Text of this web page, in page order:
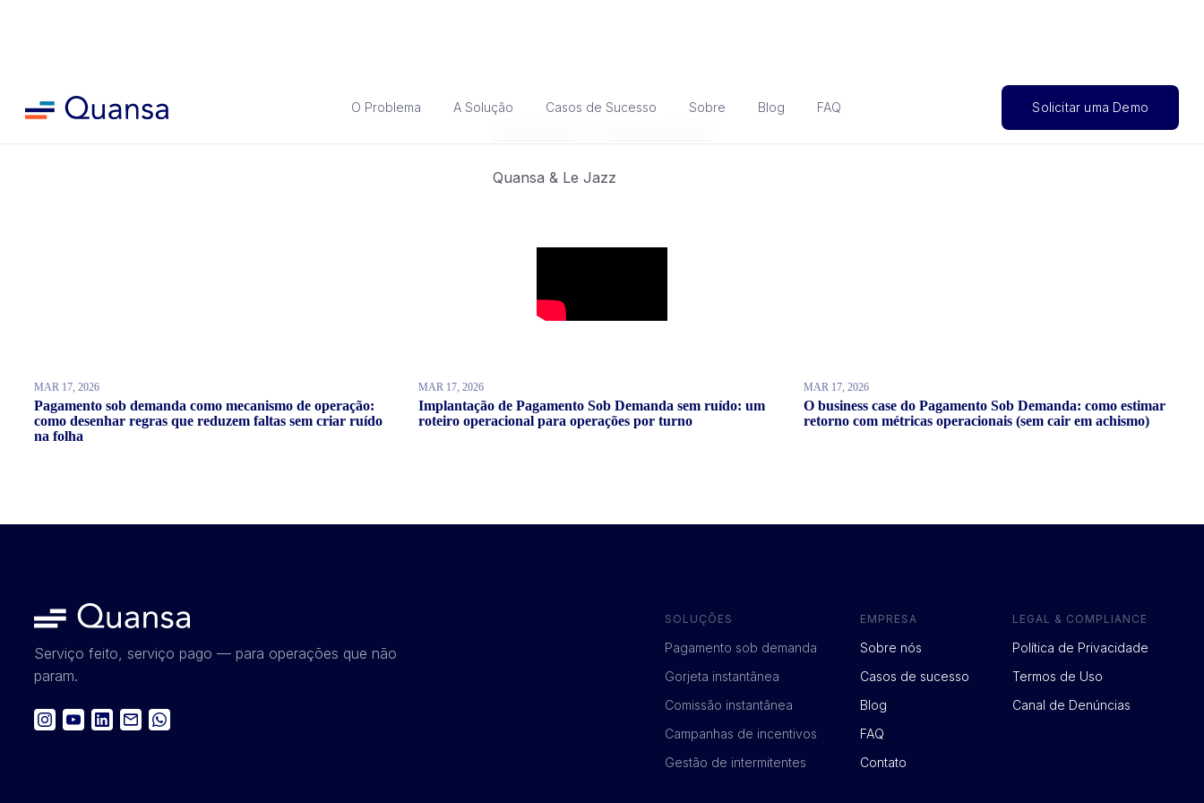
O Problema A Solução Casos de Sucesso Sobre Blog FAQ Solicitar uma Demo
Quansa & Le Jazz
MAR 17, 2026
Pagamento sob demanda como mecanismo de operação:
como desenhar regras que reduzem faltas sem criar ruído
na folha
MAR 17, 2026
Implantação de Pagamento Sob Demanda sem ruído: um
roteiro operacional para operações por turno
MAR 17, 2026
O business case do Pagamento Sob Demanda: como estimar
retorno com métricas operacionais (sem cair em achismo)
Serviço feito, serviço pago — para operações que não
param.
SOLUÇÕES
Pagamento sob demanda
Gorjeta instantânea
Comissão instantânea
Campanhas de incentivos
Gestão de intermitentes
EMPRESA
Sobre nós
Casos de sucesso
Blog
FAQ
Contato
LEGAL & COMPLIANCE
Política de Privacidade
Termos de Uso
Canal de Denúncias